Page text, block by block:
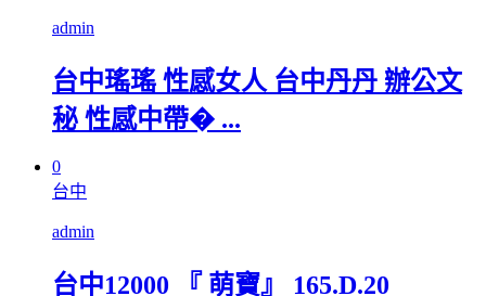
admin
台中瑤瑤 性感女人 台中丹丹 辦公文
秘 性感中帶� ...
0
台中
admin
台中12000 『 萌寶』 165.D.20